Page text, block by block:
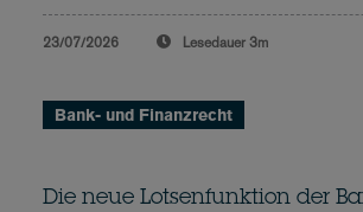
23/07/2026 Lesedauer 3m
Bank- und Finanzrecht
Die neue Lotsenfunktion der